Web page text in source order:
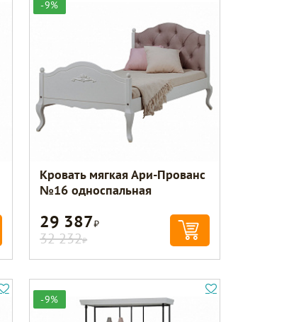
-9%
Кровать мягкая Ари-Прованс
№16 односпальная
29 387Р
32 232Р
-9%